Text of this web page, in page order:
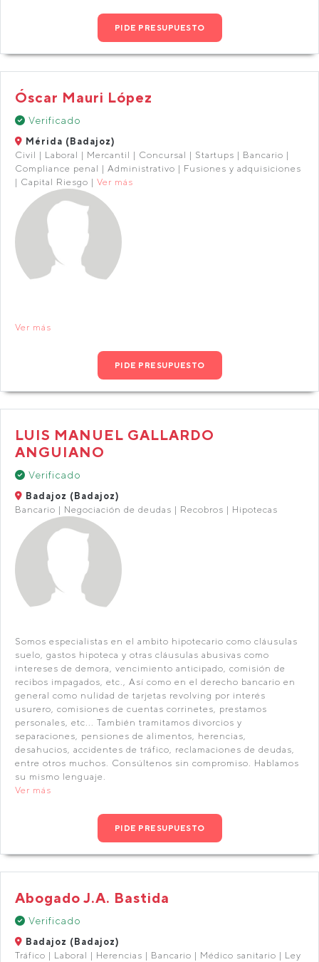
PIDE PRESUPUESTO
Óscar Mauri López
Verificado
Mérida (Badajoz)
Civil | Laboral | Mercantil | Concursal | Startups | Bancario |
Compliance penal | Administrativo | Fusiones y adquisiciones
| Capital Riesgo | Ver más
Ver más
PIDE PRESUPUESTO
LUIS MANUEL GALLARDO
ANGUIANO
Verificado
Badajoz (Badajoz)
Bancario | Negociación de deudas | Recobros | Hipotecas
Somos especialistas en el ambito hipotecario como cláusulas
suelo, gastos hipoteca y otras cláusulas abusivas como
intereses de demora, vencimiento anticipado, comisión de
recibos impagados, etc., Así como en el derecho bancario en
general como nulidad de tarjetas revolving por interés
usurero, comisiones de cuentas corrinetes, prestamos
personales, etc... También tramitamos divorcios y
separaciones, pensiones de alimentos, herencias,
desahucios, accidentes de tráfico, reclamaciones de deudas,
entre otros muchos. Consúltenos sin compromiso. Hablamos
su mismo lenguaje.
Ver más
PIDE PRESUPUESTO
Abogado J.A. Bastida
Verificado
Badajoz (Badajoz)
Tráfico | Laboral | Herencias | Bancario | Médico sanitario | Ley